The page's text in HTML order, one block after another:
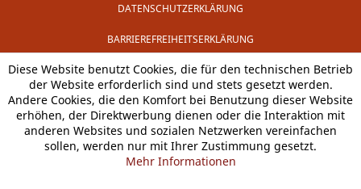
DATENSCHUTZERKLÄRUNG
BARRIEREFREIHEITSERKLÄRUNG
Diese Website benutzt Cookies, die für den technischen Betrieb
der Website erforderlich sind und stets gesetzt werden.
Andere Cookies, die den Komfort bei Benutzung dieser Website
erhöhen, der Direktwerbung dienen oder die Interaktion mit
anderen Websites und sozialen Netzwerken vereinfachen
sollen, werden nur mit Ihrer Zustimmung gesetzt.
Mehr Informationen